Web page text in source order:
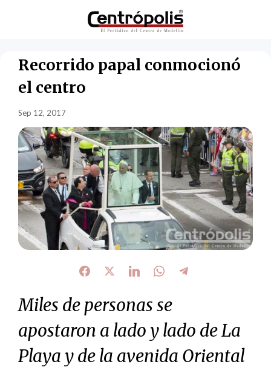
Recorrido papal conmocionó
el centro
Sep 12, 2017
Miles de personas se
apostaron a lado y lado de La
Playa y de la avenida Oriental